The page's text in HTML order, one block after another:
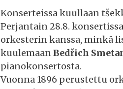
Konserteissa kuullaan
Perjantain 28.8.
orkesterin kanssa, minkä
kuulemaanBedřich
pianokonsertosta.
Vuonna 1896 perustettu